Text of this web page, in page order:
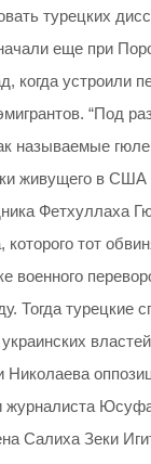
турецких
еще при
когда устроили
“Под
называемые
живущего в США
Фетхуллаха
которого тот
военного
Тогда турецкие
журналиста
Салиха Зеки